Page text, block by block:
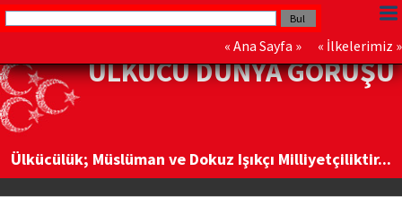
« Ana Sayfa » « İlkelerimiz »
ÜLKÜCÜ DÜNYA GÖRÜŞÜ
Ülkücülük; Müslüman ve Dokuz Işıkçı Milliyetçiliktir...